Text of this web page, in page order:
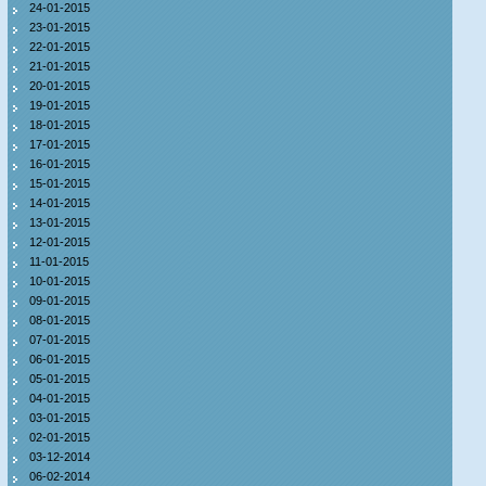
24-01-2015
23-01-2015
22-01-2015
21-01-2015
20-01-2015
19-01-2015
18-01-2015
17-01-2015
16-01-2015
15-01-2015
14-01-2015
13-01-2015
12-01-2015
11-01-2015
10-01-2015
09-01-2015
08-01-2015
07-01-2015
06-01-2015
05-01-2015
04-01-2015
03-01-2015
02-01-2015
03-12-2014
06-02-2014